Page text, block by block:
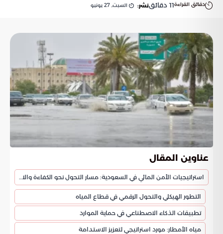
دقائق القراءة11 دقائقنشر: السبت, 27 يونيو
عناوين المقال
استراتيجيات الأمن المائي في السعودية: مسار التحول نحو الكفاءة والاستدامة
التطور الهيكلي والتحول الرقمي في قطاع المياه
تطبيقات الذكاء الاصطناعي في حماية الموارد
مياه الأمطار: مورد استراتيجي لتعزيز الاستدامة